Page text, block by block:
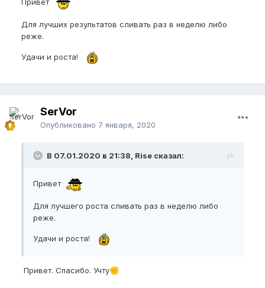
Для лучших результатов сливать раз в неделю либо
реже.
Удачи и роста!
SerVor
Опубликовано 7 января, 2020
В 07.01.2020 в 21:38, Rise сказал:
Привет
Для лучшего роста сливать раз в неделю либо
реже.
Удачи и роста!
Привет. Спасибо. Учту✊